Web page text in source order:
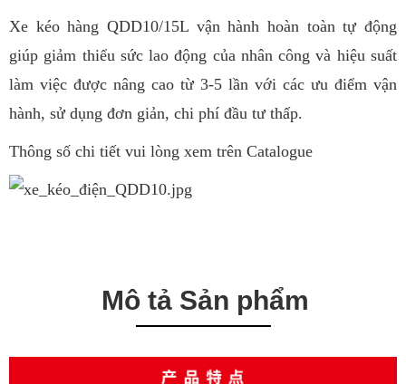
Xe kéo hàng QDD10/15L vận hành hoàn toàn tự động
giúp giảm thiểu sức lao động của nhân công và hiệu suất
làm việc được nâng cao từ 3-5 lần với các ưu điểm vận
hành, sử dụng đơn giản, chi phí đầu tư thấp.
Thông số chi tiết vui lòng xem trên Catalogue
Mô tả Sản phẩm